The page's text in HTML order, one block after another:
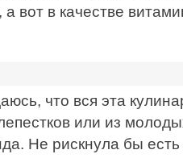
а вот в качестве
что вся эта
или из
Не рискнула бы есть